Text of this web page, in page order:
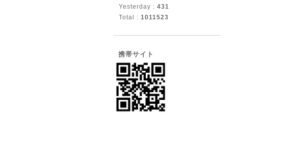
Yesterday : 431
Total : 1011523
携帯サイト